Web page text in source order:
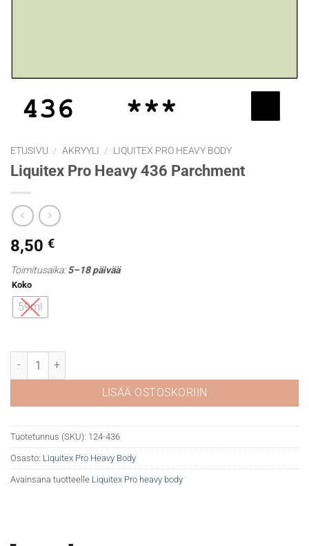
ETUSIVU / AKRYYLI / LIQUITEX PRO HEAVY BODY
Liquitex Pro Heavy 436 Parchment
8,50 €
Toimitusaika:5–18 päivää
Koko
59ml
Liquitex Pro Heavy 436 Parchment määrä
LISÄÄ OSTOSKORIIN
Tuotetunnus (SKU): 124-436
Osasto: Liquitex Pro Heavy Body
Avainsana tuotteelle Liquitex Pro heavy body